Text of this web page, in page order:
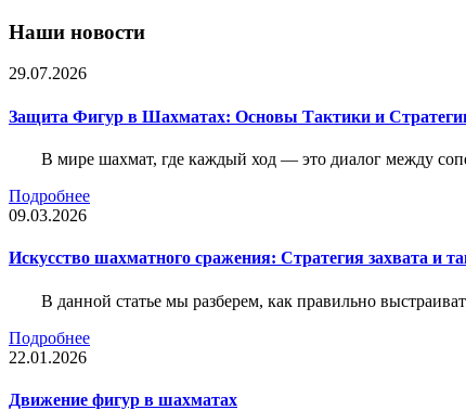
Наши новости
29.07.2026
Защита Фигур в Шахматах: Основы Тактики и
В мире шахмат, где каждый ход — это диалог между
Подробнее
09.03.2026
Искусство шахматного сражения: Стратегия захвата и
В данной статье мы разберем, как правильно
Подробнее
22.01.2026
Движение фигур в шахматах